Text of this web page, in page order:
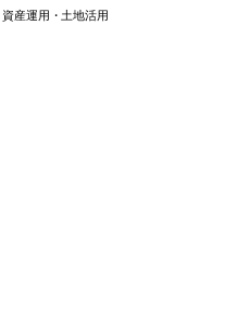
資産運用・土地活用